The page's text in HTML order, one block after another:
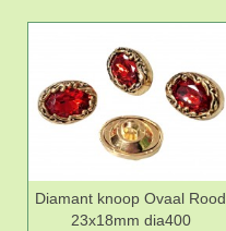
Diamant knoop Ovaal Rood
23x18mm dia400